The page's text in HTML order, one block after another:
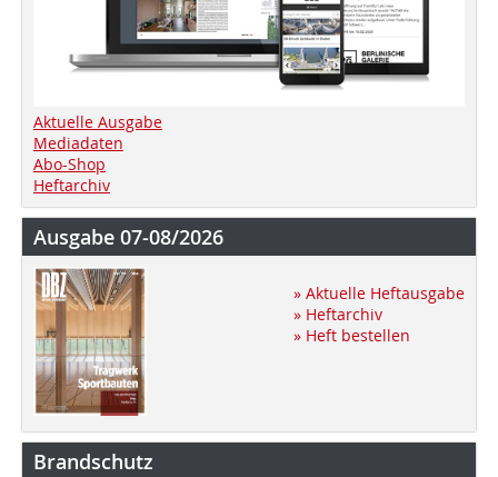
Aktuelle Ausgabe
Mediadaten
Abo-Shop
Heftarchiv
Ausgabe 07-08/2026
» Aktuelle Heftausgabe
» Heftarchiv
» Heft bestellen
Brandschutz